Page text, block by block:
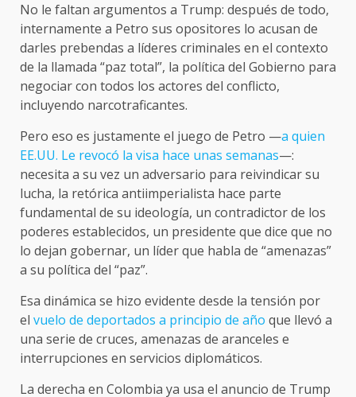
No le faltan argumentos a Trump: después de todo,
internamente a Petro sus opositores lo acusan de
darles prebendas a líderes criminales en el contexto
de la llamada “paz total”, la política del Gobierno para
negociar con todos los actores del conflicto,
incluyendo narcotraficantes.
Pero eso es justamente el juego de Petro —a quien
EE.UU. Le revocó la visa hace unas semanas—:
necesita a su vez un adversario para reivindicar su
lucha, la retórica antiimperialista hace parte
fundamental de su ideología, un contradictor de los
poderes establecidos, un presidente que dice que no
lo dejan gobernar, un líder que habla de “amenazas”
a su política del “paz”.
Esa dinámica se hizo evidente desde la tensión por
el vuelo de deportados a principio de año que llevó a
una serie de cruces, amenazas de aranceles e
interrupciones en servicios diplomáticos.
La derecha en Colombia ya usa el anuncio de Trump